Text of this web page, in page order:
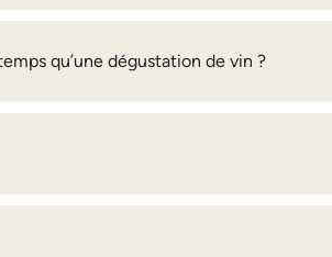
qu’une dégustation de vin ?